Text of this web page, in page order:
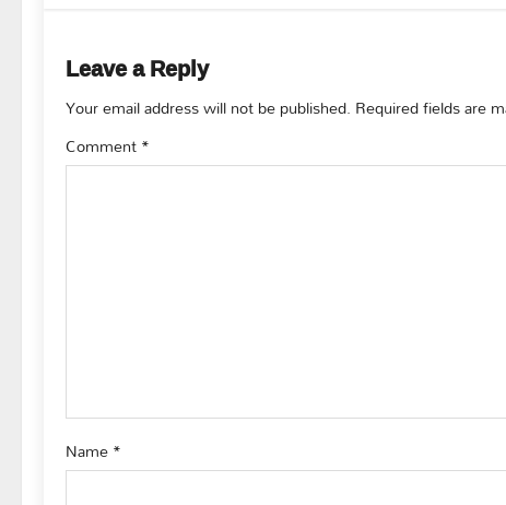
n
a
v
o
n
Leave a Reply
Your email address will not be published. Required fields are
Comment*
Name*